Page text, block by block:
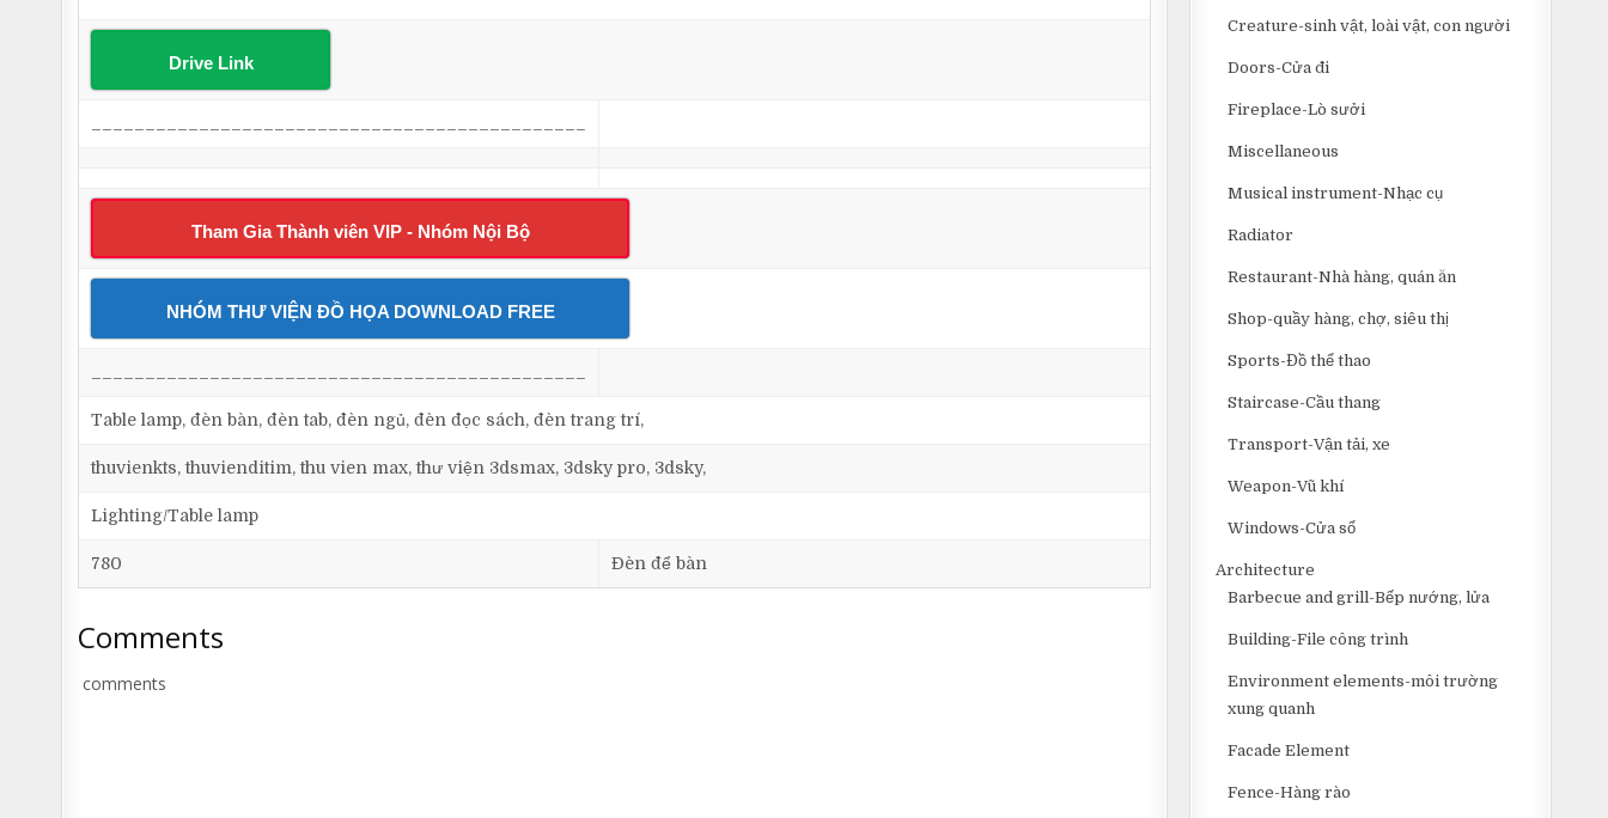
Drive Link
Tham Gia Thành viên VIP - Nhóm Nội Bộ
NHÓM THƯ VIỆN ĐỒ HỌA DOWNLOAD FREE
Table lamp, đèn bàn, đèn tab, đèn ngủ, đèn đọc sách, đèn trang trí,
thuvienkts, thuvienditim, thu vien max, thư viện 3dsmax, 3dsky pro, 3dsky,
Lighting/Table lamp
780 Đèn để bàn
Comments
comments
Creature-sinh vật, loài vật, con người
Doors-Cửa đi
Fireplace-Lò sưởi
Miscellaneous
Musical instrument-Nhạc cụ
Radiator
Restaurant-Nhà hàng, quán ăn
Shop-quầy hàng, chợ, siêu thị
Sports-Đồ thể thao
Staircase-Cầu thang
Transport-Vận tải, xe
Weapon-Vũ khí
Windows-Cửa sổ
Architecture
Barbecue and grill-Bếp nướng, lửa
Building-File công trình
Environment elements-môi trường
xung quanh
Facade Element
Fence-Hàng rào